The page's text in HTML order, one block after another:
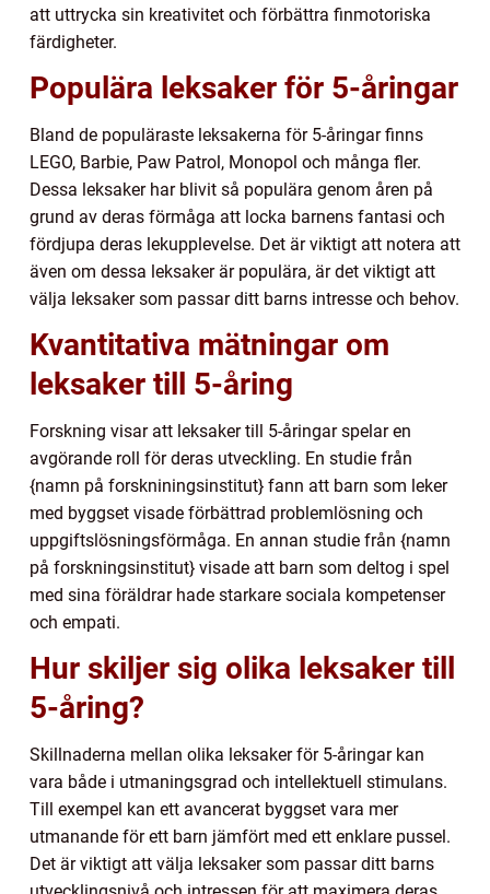
att uttrycka sin kreativitet och förbättra finmotoriska
färdigheter.
Populära leksaker för 5-åringar
Bland de populäraste leksakerna för 5-åringar finns
LEGO, Barbie, Paw Patrol, Monopol och många fler.
Dessa leksaker har blivit så populära genom åren på
grund av deras förmåga att locka barnens fantasi och
fördjupa deras lekupplevelse. Det är viktigt att notera att
även om dessa leksaker är populära, är det viktigt att
välja leksaker som passar ditt barns intresse och behov.
Kvantitativa mätningar om
leksaker till 5-åring
Forskning visar att leksaker till 5-åringar spelar en
avgörande roll för deras utveckling. En studie från
{namn på forskniningsinstitut} fann att barn som leker
med byggset visade förbättrad problemlösning och
uppgiftslösningsförmåga. En annan studie från {namn
på forskningsinstitut} visade att barn som deltog i spel
med sina föräldrar hade starkare sociala kompetenser
och empati.
Hur skiljer sig olika leksaker till
5-åring?
Skillnaderna mellan olika leksaker för 5-åringar kan
vara både i utmaningsgrad och intellektuell stimulans.
Till exempel kan ett avancerat byggset vara mer
utmanande för ett barn jämfört med ett enklare pussel.
Det är viktigt att välja leksaker som passar ditt barns